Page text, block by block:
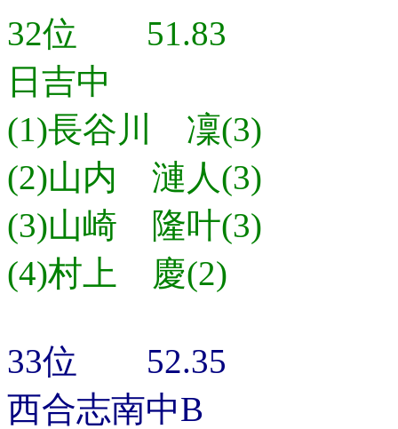
32位 51.83
日吉中
(1)長谷川 凜(3)
(2)山内 漣人(3)
(3)山崎 隆叶(3)
(4)村上 慶(2)
33位 52.35
西合志南中B